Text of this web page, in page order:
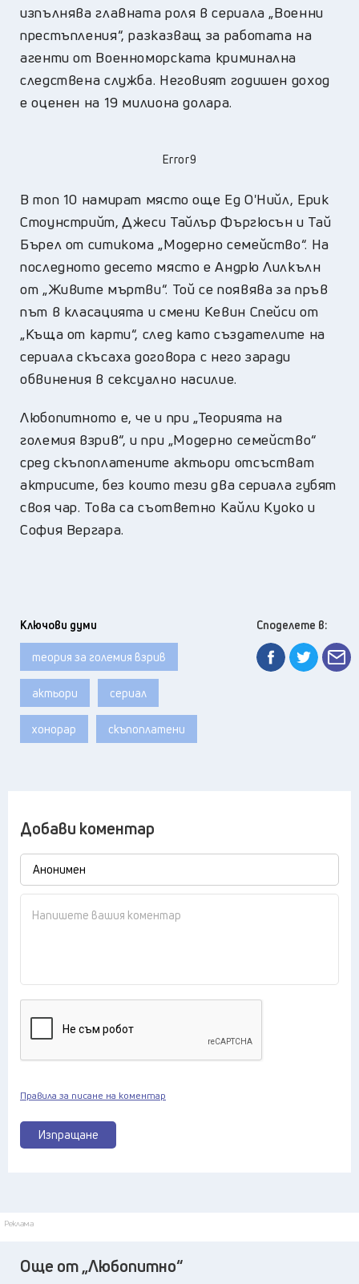
изпълнява главната роля в сериала „Военни
престъпления“, разказващ за работата на
агенти от Военноморската криминална
следствена служба. Неговият годишен доход
е оценен на 19 милиона долара.
Error9
В топ 10 намират място още Ед О'Нийл, Ерик
Стоунстрийт, Джеси Тайлър Фъргюсън и Тай
Бърел от ситикома „Модерно семейство“. На
последното десето място е Андрю Лилкълн
от „Живите мъртви“. Той се появява за пръв
път в класацията и смени Кевин Спейси от
„Къща от карти“, след като създателите на
сериала скъсаха договора с него заради
обвинения в сексуално насилие.
Любопитното е, че и при „Теорията на
големия взрив“, и при „Модерно семейство“
сред скъпоплатените актьори отсъстват
актрисите, без които тези два сериала губят
своя чар. Това са съответно Кайли Куоко и
София Вергара.
Ключови думи
теория за големия взрив
актьори сериал
хонорар скъпоплатени
Споделете в:
Добави коментар
Изпращане
Правила за писане на коментар
Реклама
Още от „Любопитно“